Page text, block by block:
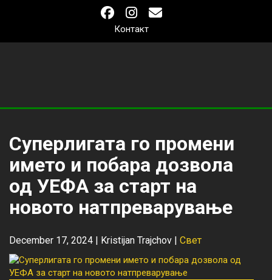
Контакт
Суперлигата го промени
името и побара дозвола
од УЕФА за старт на
новото натпреварување
December 17, 2024 | Kristijan Trajchov | Свет